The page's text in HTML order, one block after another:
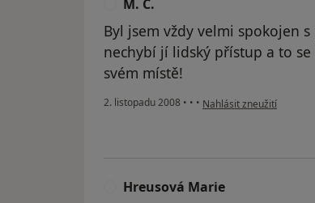
M. Č.
Byl jsem vždy velmi spokojen
nechybí jí lidský přístup a to
svém místě!
2. listopadu 2008 • • • podle názoru uživatele M.
Nahlásit zneužití
Hreusová Marie